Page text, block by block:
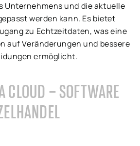
Unternehmens und die aktuelle
werden kann. Es bietet
zu Echtzeitdaten, was eine
auf Veränderungen und bessere
ermöglicht.
– SOFTWARE